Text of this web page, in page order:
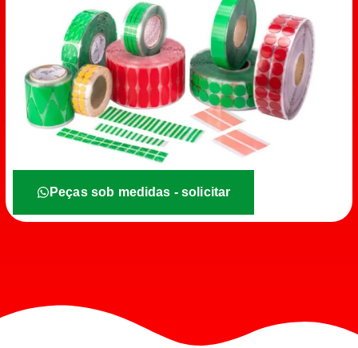
Peças sob medidas - solicitar